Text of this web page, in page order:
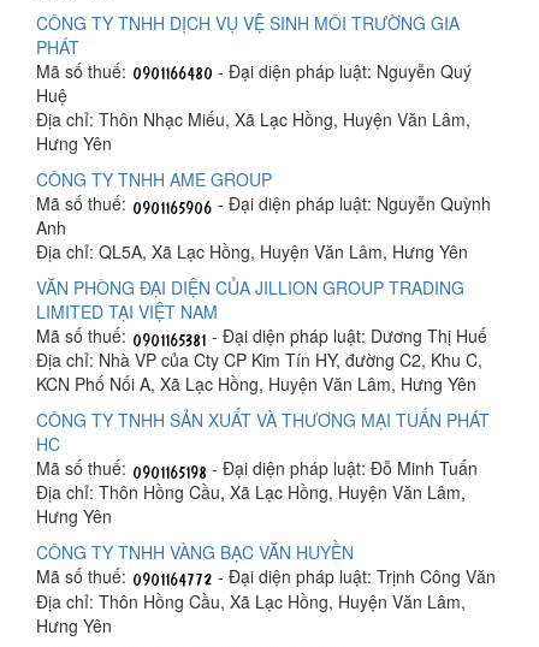
CÔNG TY TNHH DỊCH VỤ VỆ SINH MÔI TRƯỜNG GIA
PHÁT
Mã số thuế:
- Đại diện pháp luật: Nguyễn Quý
Huệ
Địa chỉ: Thôn Nhạc Miếu, Xã Lạc Hồng, Huyện Văn Lâm,
Hưng Yên
CÔNG TY TNHH AME GROUP
Mã số thuế:
- Đại diện pháp luật: Nguyễn Quỳnh
Anh
Địa chỉ: QL5A, Xã Lạc Hồng, Huyện Văn Lâm, Hưng Yên
VĂN PHÒNG ĐẠI DIỆN CỦA JILLION GROUP TRADING
LIMITED TẠI VIỆT NAM
Mã số thuế:
- Đại diện pháp luật: Dương Thị Huế
Địa chỉ: Nhà VP của Cty CP Kim Tín HY, đường C2, Khu C,
KCN Phố Nối A, Xã Lạc Hồng, Huyện Văn Lâm, Hưng Yên
CÔNG TY TNHH SẢN XUẤT VÀ THƯƠNG MẠI TUẤN PHÁT
HC
Mã số thuế:
- Đại diện pháp luật: Đỗ Minh Tuấn
Địa chỉ: Thôn Hồng Cầu, Xã Lạc Hồng, Huyện Văn Lâm,
Hưng Yên
CÔNG TY TNHH VÀNG BẠC VĂN HUYỀN
Mã số thuế:
- Đại diện pháp luật: Trịnh Công Văn
Địa chỉ: Thôn Hồng Cầu, Xã Lạc Hồng, Huyện Văn Lâm,
Hưng Yên